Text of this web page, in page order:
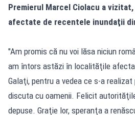
Premierul Marcel Ciolacu a
afectate de recentele inundaţii
"Am promis că nu voi lăsa niciun
am întors astăzi în localităţile
Galaţi, pentru a vedea ce s-a
discuta cu oamenii. Felicit
depuse. Graţie lor, speranţa a